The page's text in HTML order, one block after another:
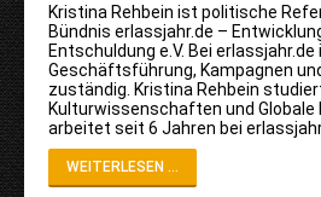
Kristina Rehbein ist politische
Bündnis erlassjahr.de –
Entschuldung e.V. Bei
Geschäftsführung, Kampagnen
zuständig. Kristina Rehbein
Kulturwissenschaften und Globale
arbeitet seit 6 Jahren bei
WEITERLESEN ...